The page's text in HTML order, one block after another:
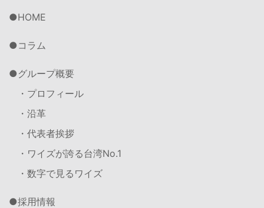
HOME
コラム
グループ概要
・プロフィール
・沿革
・代表者挨拶
・ワイズが誇る台湾No.1
・数字で見るワイズ
採用情報